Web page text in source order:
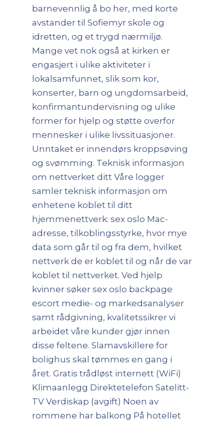
barnevennlig å bo her, med korte
avstander til Sofiemyr skole og
idretten, og et trygd nærmiljø.
Mange vet nok også at kirken er
engasjert i ulike aktiviteter i
lokalsamfunnet, slik som kor,
konserter, barn og ungdomsarbeid,
konfirmantundervisning og ulike
former for hjelp og støtte overfor
mennesker i ulike livssituasjoner.
Unntaket er innendørs kroppsøving
og svømming. Teknisk informasjon
om nettverket ditt Våre logger
samler teknisk informasjon om
enhetene koblet til ditt
hjemmenettverk: sex oslo Mac-
adresse, tilkoblingsstyrke, hvor mye
data som går til og fra dem, hvilket
nettverk de er koblet til og når de var
koblet til nettverket. Ved hjelp
kvinner søker sex oslo backpage
escort medie- og markedsanalyser
samt rådgivning, kvalitetssikrer vi
arbeidet våre kunder gjør innen
disse feltene. Slamavskillere for
bolighus skal tømmes en gang i
året. Gratis trådløst internett (WiFi)
Klimaanlegg Direktetelefon Satelitt-
TV Verdiskap (avgift) Noen av
rommene har balkong På hotellet